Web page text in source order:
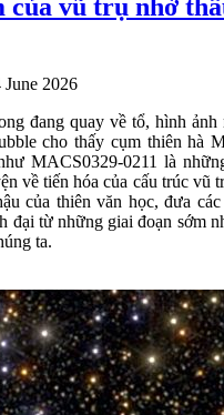
của vũ trụ nhờ
June 2026
đang quay về tổ, hình
cho thấy cụm thiên hà
MACS0329-0211 là
về tiến hóa của cấu trúc vũ
của thiên văn học, đưa
đại từ những giai đoạn sớm
ta.